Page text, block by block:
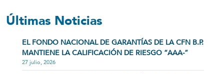
Últimas Noticias
EL FONDO NACIONAL DE GARANTÍAS DE LA CFN B.P.
MANTIENE LA CALIFICACIÓN DE RIESGO “AAA-”
27 julio, 2026